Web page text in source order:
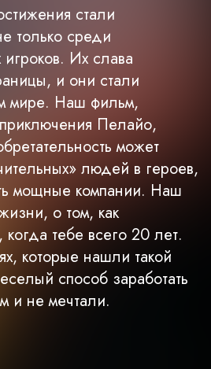
стали
только среди
Их слава
и они стали
мире. Наш фильм,
Пелайо,
может
людей в героев,
мощные компании. Наш
о том, как
когда тебе всего 20 лет.
которые нашли такой
способ заработать
и не мечтали.